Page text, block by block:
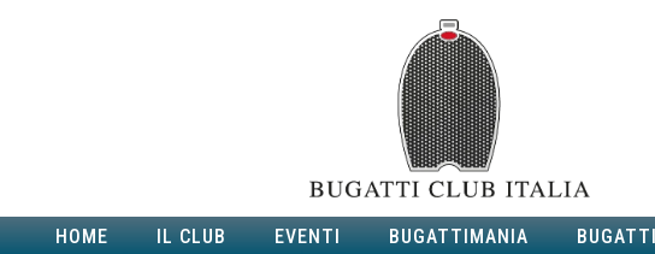
HOME IL CLUB EVENTI BUGATTIMANIA